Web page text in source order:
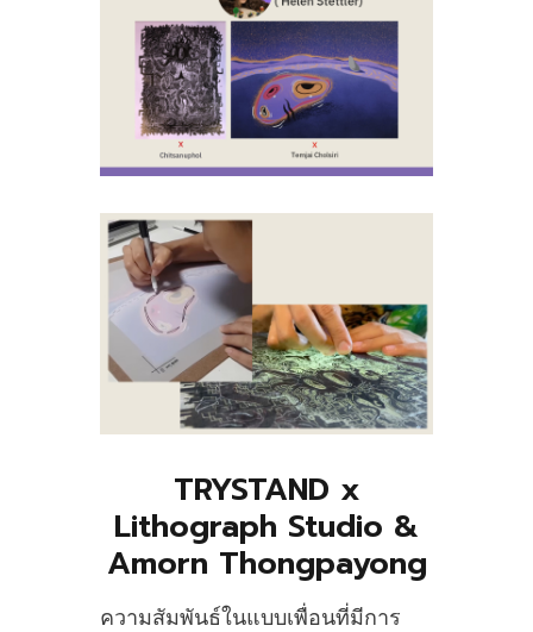
TRYSTAND x
Lithograph Studio &
Amorn Thongpayong
ความสัมพันธ์ในแบบเพื่อนที่มีการ